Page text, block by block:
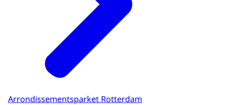
Arrondissementsparket Rotterdam